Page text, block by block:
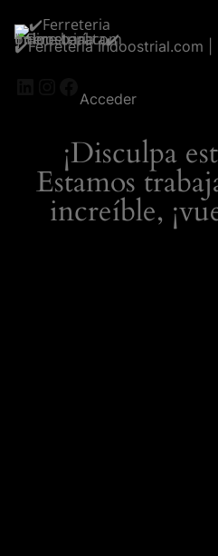
✔️Ferreteria Indoostrial.com
LinkedIn
Instagram
Facebook
Acceder
¡Disculpa
Estamos
increíble,